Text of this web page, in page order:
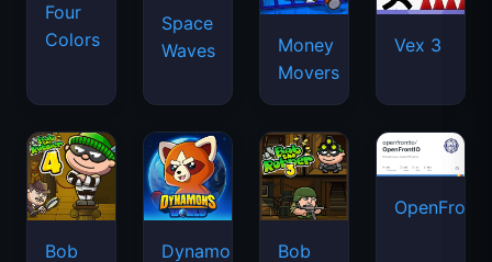
Four
Colors
Space
Waves
Money
Movers
Vex 3
Bob
Dynamons
Bob